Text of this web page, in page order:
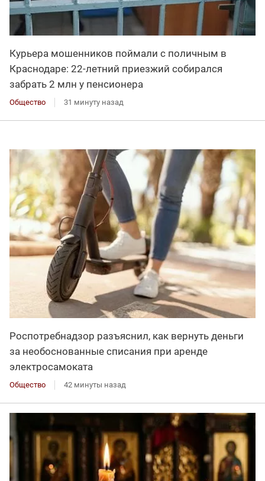
Курьера мошенников поймали с поличным в
Краснодаре: 22-летний приезжий собирался
забрать 2 млн у пенсионера
Общество 31 минуту назад
Роспотребнадзор разъяснил, как вернуть деньги
за необоснованные списания при аренде
электросамоката
Общество 42 минуты назад